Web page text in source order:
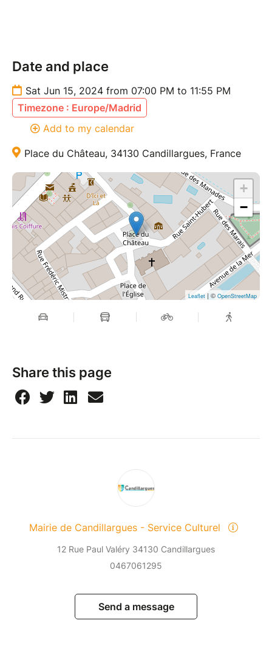
Date and place
Sat Jun 15, 2024 from 07:00 PM to 11:55 PM
Timezone : Europe/Madrid
Add to my calendar
Place du Château, 34130 Candillargues, France
+
−
Leaflet| © OpenStreetMap
Share this page
Mairie de Candillargues - Service Culturel
12 Rue Paul Valéry 34130 Candillargues
0467061295
Send a message